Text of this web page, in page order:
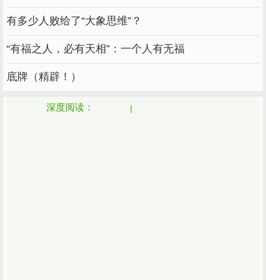
有多少人败给了“大象思维”？
“有福之人，必有天相”：一个人有无福
底牌（精辟！）
深度阅读：